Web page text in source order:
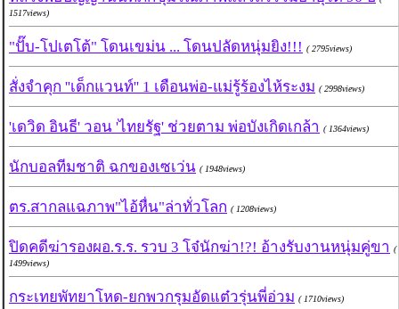
1517views)
"ปั๊บ-โปเตโต้" โดนเขม่น ... โดนปลัดหนุ่มยิง!!! ( 2795views)
สั่งจำคุก ''เด็กแวนท์'' 1 เดือนพ่อ-แม่รู้ร้องไห้ระงม ( 2998views)
'เดวิด อินธี' วอน 'ไทยรัฐ' ช่วยตาม พ่อบังเกิดเกล้า ( 1364views)
นักบอลทีมชาติ ฉกของเซเว่น ( 1948views)
ตร.สากลแฉภาพ"ไอ้หื่น"ล่าทั่วโลก ( 1208views)
ปิดคดีฆ่ารองผอ.ร.ร. รวบ 3 โจ๋นักฆ่า!?! อ้างรับงานหนุ่มคู่ขา (
1499views)
กระเทยพัทยาโหด-ยกพวกรุมอัดแต๋วรุ่นพี่อ่วม ( 1710views)